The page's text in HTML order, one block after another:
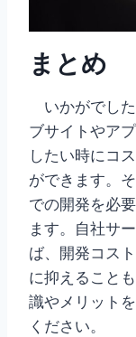
まとめ
いかがでした
ブサイトやア
したい時にコ
ができます。
での開発を必
ます。自社サ
ば、開発コス
に抑えること
識やメリット
ください。